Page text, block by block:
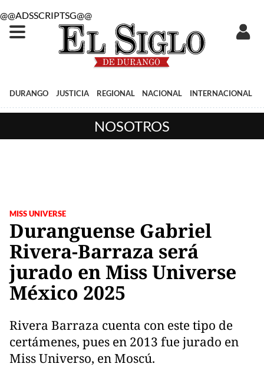
@@ADSSCRIPTSG@@
DURANGO JUSTICIA REGIONAL NACIONAL INTERNACIONAL
NOSOTROS
MISS UNIVERSE
Duranguense Gabriel
Rivera-Barraza será
jurado en Miss Universe
México 2025
Rivera Barraza cuenta con este tipo de
certámenes, pues en 2013 fue jurado en
Miss Universo, en Moscú.